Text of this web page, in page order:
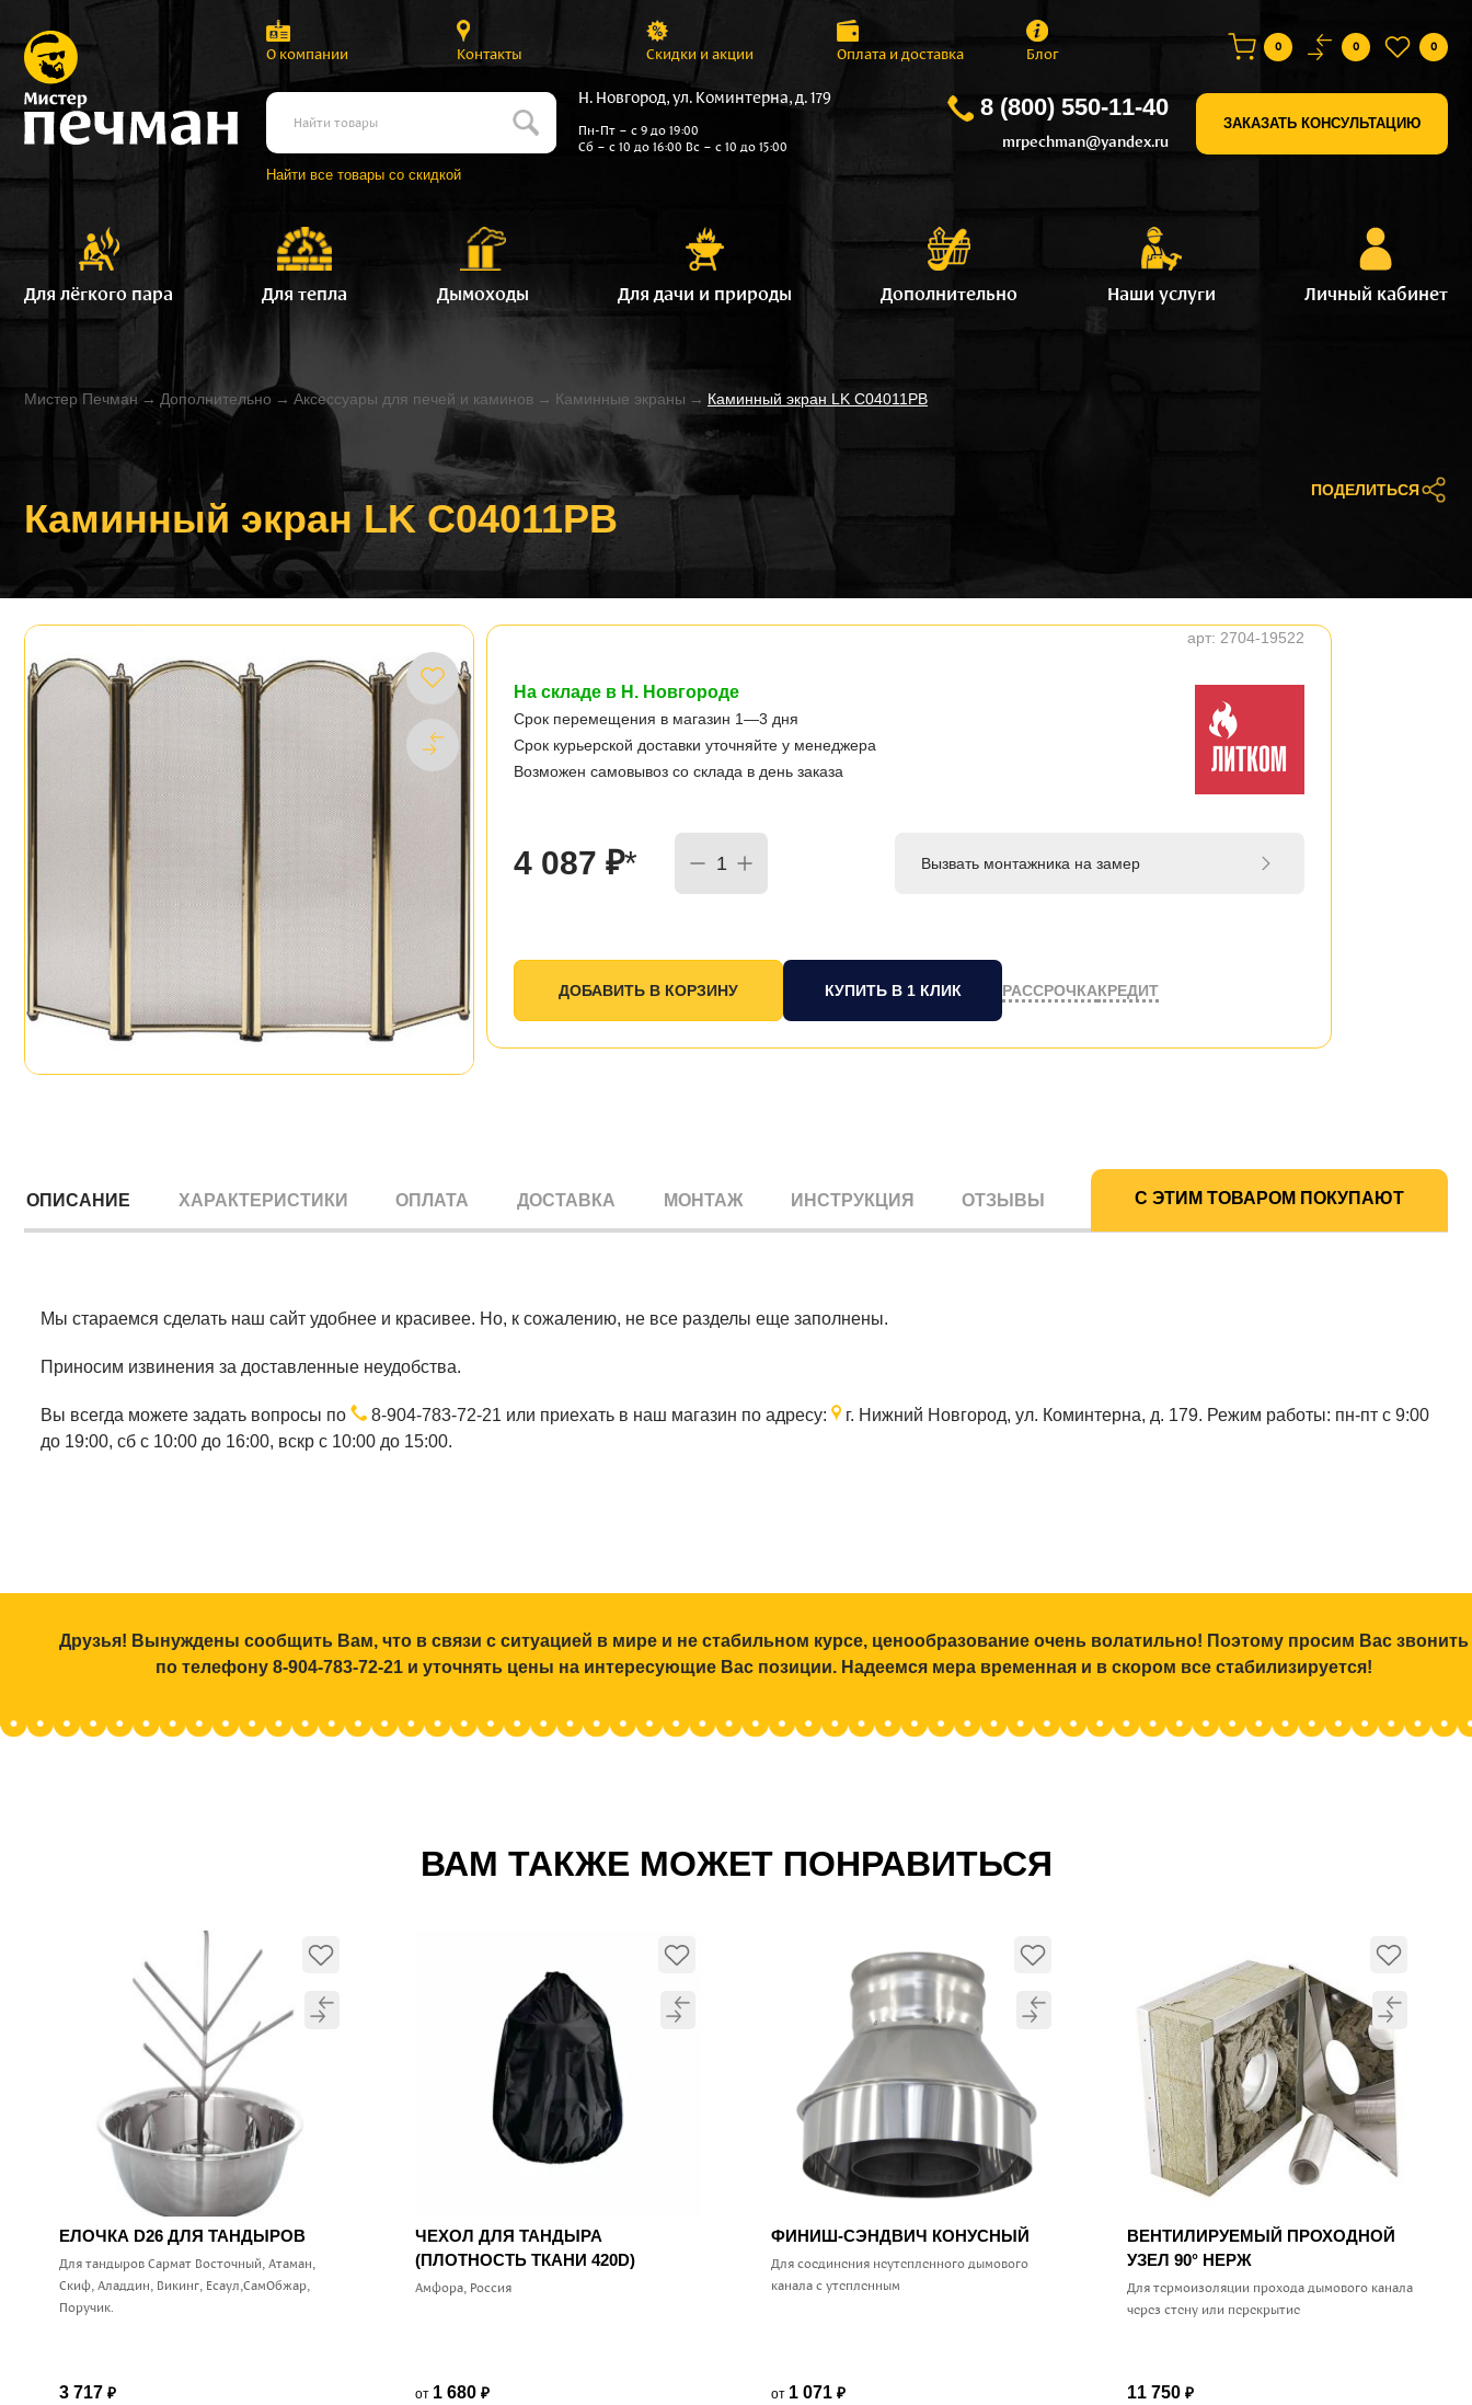
О компании Контакты Скидки и акции Оплата и доставка Блог 0 0 0
Найти все товары со скидкой
Н. Новгород, ул. Коминтерна, д. 179
Пн-Пт – с 9 до 19:00
Сб – с 10 до 16:00 Вс – с 10 до 15:00
8 (800) 550-11-40
mrpechman@yandex.ru
ЗАКАЗАТЬ КОНСУЛЬТАЦИЮ
Для лёгкого пара Для тепла Дымоходы Для дачи и природы Дополнительно Наши услуги Личный кабинет
Мистер Печман → Дополнительно → Аксессуары для печей и каминов → Каминные экраны → Каминный экран LK C04011PB
Каминный экран LK C04011PB
ПОДЕЛИТЬСЯ
арт: 2704-19522
На складе в Н. Новгороде
Срок перемещения в магазин 1—3 дня
Срок курьерской доставки уточняйте у менеджера
Возможен самовывоз со склада в день заказа
4 087 ₽* Вызвать монтажника на замер
КУПИТЬ В 1 КЛИК РАССРОЧКАКРЕДИТ
ОПИСАНИЕ ХАРАКТЕРИСТИКИ ОПЛАТА ДОСТАВКА МОНТАЖ ИНСТРУКЦИЯ ОТЗЫВЫ С ЭТИМ ТОВАРОМ ПОКУПАЮТ
Мы стараемся сделать наш сайт удобнее и красивее. Но, к сожалению, не все разделы еще заполнены.
Приносим извинения за доставленные неудобства.
Вы всегда можете задать вопросы по 8-904-783-72-21 или приехать в наш магазин по адресу:
г. Нижний Новгород, ул. Коминтерна, д. 179. Режим работы: пн-пт с 9:00
до 19:00, сб с 10:00 до 16:00, вскр с 10:00 до 15:00.
Друзья! Вынуждены сообщить Вам, что в связи с ситуацией в мире и не стабильном курсе, ценообразование очень волатильно! Поэтому просим Вас звонить
по телефону 8-904-783-72-21 и уточнять цены на интересующие Вас позиции. Надеемся мера временная и в скором все стабилизируется!
ВАМ ТАКЖЕ МОЖЕТ ПОНРАВИТЬСЯ
ЕЛОЧКА D26 ДЛЯ ТАНДЫРОВ
Для тандыров Сармат Восточный, Атаман,
Скиф, Аладдин, Викинг, Есаул,СамОбжар,
Поручик.
3 717 ₽
ЧЕХОЛ ДЛЯ ТАНДЫРА
(ПЛОТНОСТЬ ТКАНИ 420D)
Амфора, Россия
от 1 680 ₽
ФИНИШ-СЭНДВИЧ КОНУСНЫЙ
Для соединения неутепленного дымового
канала с утепленным
от 1 071 ₽
ВЕНТИЛИРУЕМЫЙ ПРОХОДНОЙ
УЗЕЛ 90° НЕРЖ
Для термоизоляции прохода дымового канала
через стену или перекрытие
11 750 ₽